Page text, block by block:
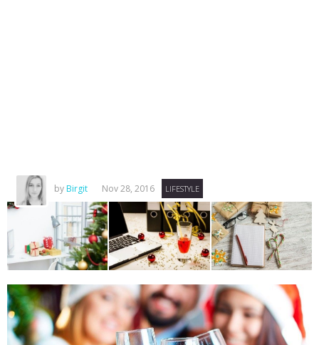
by Birgit Nov 28, 2016 LIFESTYLE